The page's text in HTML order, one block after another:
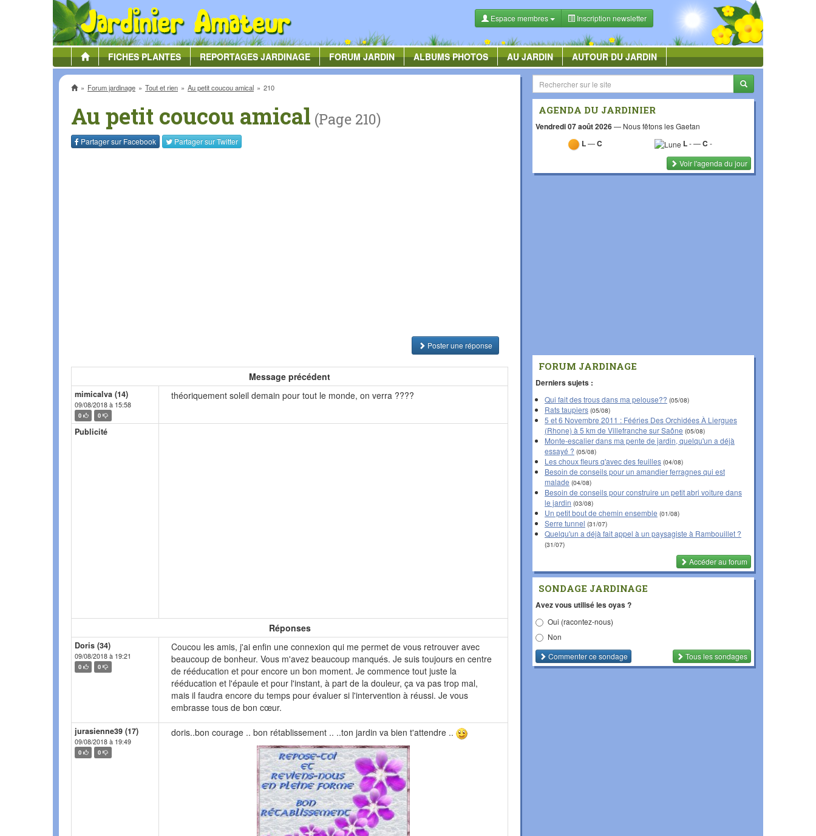
Espace membres Inscription newsletter
FICHESPLANTES REPORTAGESJARDINAGE FORUMJARDIN ALBUMSPHOTOS AU JARDIN AUTOUR DU JARDIN
AccueilForum jardinage Tout et rien Au petit coucou amical 210
Au petit coucou amical (Page 210)
Partager sur Facebook Partager surTwitter
Poster une réponse
Message précédent
mimicalva (14)
09/08/2018 à 15:58
0 0
théoriquement soleil demain pour tout le monde, on verra ????
Publicité
Réponses
Doris (34)
09/08/2018 à 19:21
0 0
Coucou les amis, j'ai enfin une connexion qui me permet de vous retrouver avec
beaucoup de bonheur. Vous m'avez beaucoup manqués. Je suis toujours en centre
de rééducation et pour encore un bon moment. Je commence tout juste la
rééducation et l'épaule et pour l'instant, à part de la douleur, ça va pas trop mal,
mais il faudra encore du temps pour évaluer si l'intervention à réussi. Je vous
embrasse tous de bon cœur.
jurasienne39 (17)
09/08/2018 à 19:49
0 0
doris..bon courage .. bon rétablissement .. ..ton jardin va bien t'attendre ..
AGENDA DU JARDINIER
Vendredi 07 août 2026— Nous fêtons les Gaetan
L—C L-—C-
Voir l'agenda du jour
FORUM JARDINAGE
Derniers sujets :
Qui fait des trous dans ma pelouse?? (05/08)
Rats taupiers (05/08)
5 et 6 Novembre 2011 : Fééries Des Orchidées À Liergues
(Rhone) à 5 km de Villefranche sur Saône (05/08)
Monte-escalier dans ma pente de jardin, quelqu'un a déjà
essayé ? (05/08)
Les choux fleurs q'avec des feuilles (04/08)
Besoin de conseils pour un amandier ferragnes qui est
malade (04/08)
Besoin de conseils pour construire un petit abri voiture dans
le jardin (03/08)
Un petit bout de chemin ensemble (01/08)
Serre tunnel (31/07)
Quelqu'un a déjà fait appel à un paysagiste à Rambouillet ?
(31/07)
Accéder au forum
SONDAGE JARDINAGE
Avez vous utilisé les oyas ?
Oui (racontez-nous)
Non
Commenterce sondage Tous les sondages